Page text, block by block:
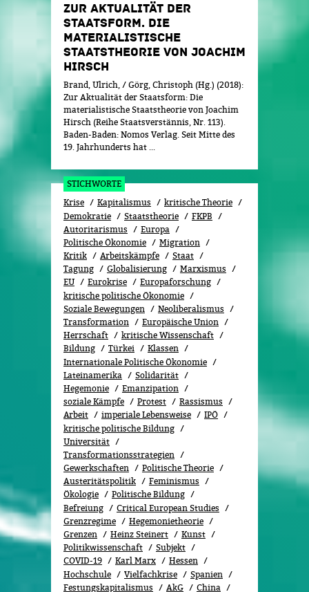
ZUR AKTUALITÄT DER
STAATSFORM. DIE
MATERIALISTISCHE
STAATSTHEORIE VON JOACHIM
HIRSCH
Brand, Ulrich, / Görg, Christoph (Hg.) (2018):
Zur Aktualität der Staatsform: Die
materialistische Staatstheorie von Joachim
Hirsch (Reihe Staatsverstännis, Nr. 113).
Baden-Baden: Nomos Verlag. Seit Mitte des
19. Jahrhunderts hat ...
STICHWORTE
Krise
Kapitalismus
kritische Theorie
Demokratie
Staatstheorie
FKPB
Autoritarismus
Europa
Politische Ökonomie
Migration
Kritik
Arbeitskämpfe
Staat
Tagung
Globalisierung
Marxismus
EU
Eurokrise
Europaforschung
kritische politische Ökonomie
Soziale Bewegungen
Neoliberalismus
Transformation
Europäische Union
Herrschaft
kritische Wissenschaft
Bildung
Türkei
Klassen
Internationale Politische Ökonomie
Lateinamerika
Solidarität
Hegemonie
Emanzipation
soziale Kämpfe
Protest
Rassismus
Arbeit
imperiale Lebensweise
IPÖ
kritische politische Bildung
Universität
Transformationsstrategien
Gewerkschaften
Politische Theorie
Austeritätspolitik
Feminismus
Ökolo­gie
Politische Bildung
Befreiung
Critical European Studies
Grenzregime
Hegemonietheorie
Grenzen
Heinz Steinert
Kunst
Politikwissenschaft
Subjekt
COVID-19
Karl Marx
Hessen
Hochschule
Vielfachkrise
Spanien
Festungskapitalismus
AkG China